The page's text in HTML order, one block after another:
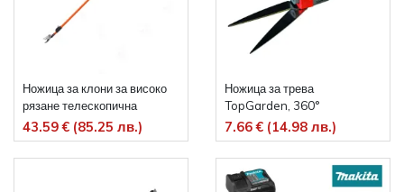
Ножица за клони за високо
рязане телескопична
Premium 300см
43.59 € (85.25 лв.)
Ножица за трева
TopGarden, 360°
7.66 € (14.98 лв.)